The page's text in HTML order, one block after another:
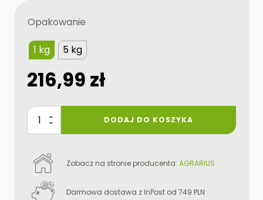
Opakowanie
1 kg 5 kg
216,99 zł
ilość
DODAJ DO KOSZYKA
Zobacz na stronie producenta: AGRARIUS
Darmowa dostawa z InPost od 749 PLN